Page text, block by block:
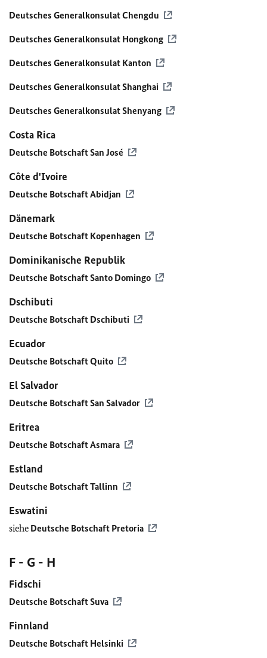
Deutsches Generalkonsulat Chengdu
Deutsches Generalkonsulat Hongkong
Deutsches Generalkonsulat Kanton
Deutsches Generalkonsulat Shanghai
Deutsches Generalkonsulat Shenyang
Costa Rica
Deutsche Botschaft San José
Côte d'Ivoire
Deutsche Botschaft Abidjan
Dänemark
Deutsche Botschaft Kopenhagen
Dominikanische Republik
Deutsche Botschaft Santo Domingo
Dschibuti
Deutsche Botschaft Dschibuti
Ecuador
Deutsche Botschaft Quito
El Salvador
Deutsche Botschaft San Salvador
Eritrea
Deutsche Botschaft Asmara
Estland
Deutsche Botschaft Tallinn
Eswatini
siehe Deutsche Botschaft Pretoria
F - G - H
Fidschi
Deutsche Botschaft Suva
Finnland
Deutsche Botschaft Helsinki